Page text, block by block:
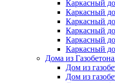
Каркасный
Каркасный
Каркасный
Каркасный
Каркасный
Каркасный
Дома из
Дом из
Дом из